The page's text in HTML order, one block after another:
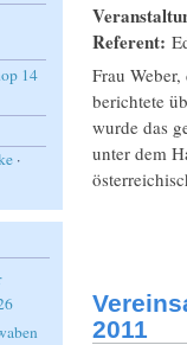
Referent:
Frau
berichtete
wurde das
unter dem
2011
14
·